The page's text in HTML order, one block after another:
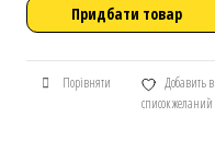
Придбати товар
Порівняти
Добавить в
список желаний